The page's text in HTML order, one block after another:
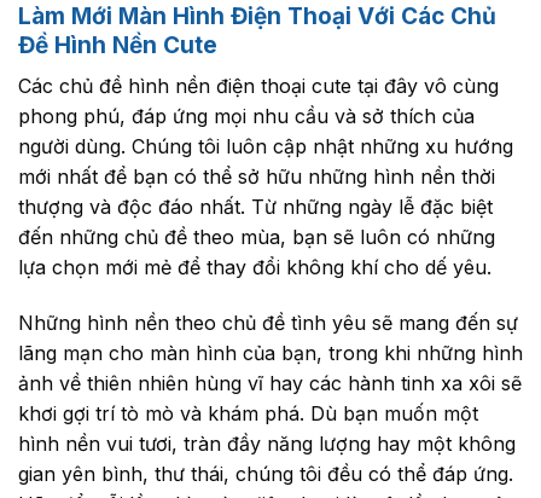
Làm Mới Màn Hình Điện Thoại Với Các Chủ
Đề Hình Nền Cute
Các chủ đề hình nền điện thoại cute tại đây vô cùng
phong phú, đáp ứng mọi nhu cầu và sở thích của
người dùng. Chúng tôi luôn cập nhật những xu hướng
mới nhất để bạn có thể sở hữu những hình nền thời
thượng và độc đáo nhất. Từ những ngày lễ đặc biệt
đến những chủ đề theo mùa, bạn sẽ luôn có những
lựa chọn mới mẻ để thay đổi không khí cho dế yêu.
Những hình nền theo chủ đề tình yêu sẽ mang đến sự
lãng mạn cho màn hình của bạn, trong khi những hình
ảnh về thiên nhiên hùng vĩ hay các hành tinh xa xôi sẽ
khơi gợi trí tò mò và khám phá. Dù bạn muốn một
hình nền vui tươi, tràn đầy năng lượng hay một không
gian yên bình, thư thái, chúng tôi đều có thể đáp ứng.